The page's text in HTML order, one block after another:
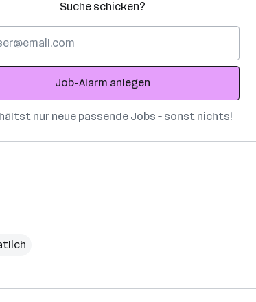
Suche schicken?
Job-Alarm anlegen
nur neue passende Jobs – sonst nichts!